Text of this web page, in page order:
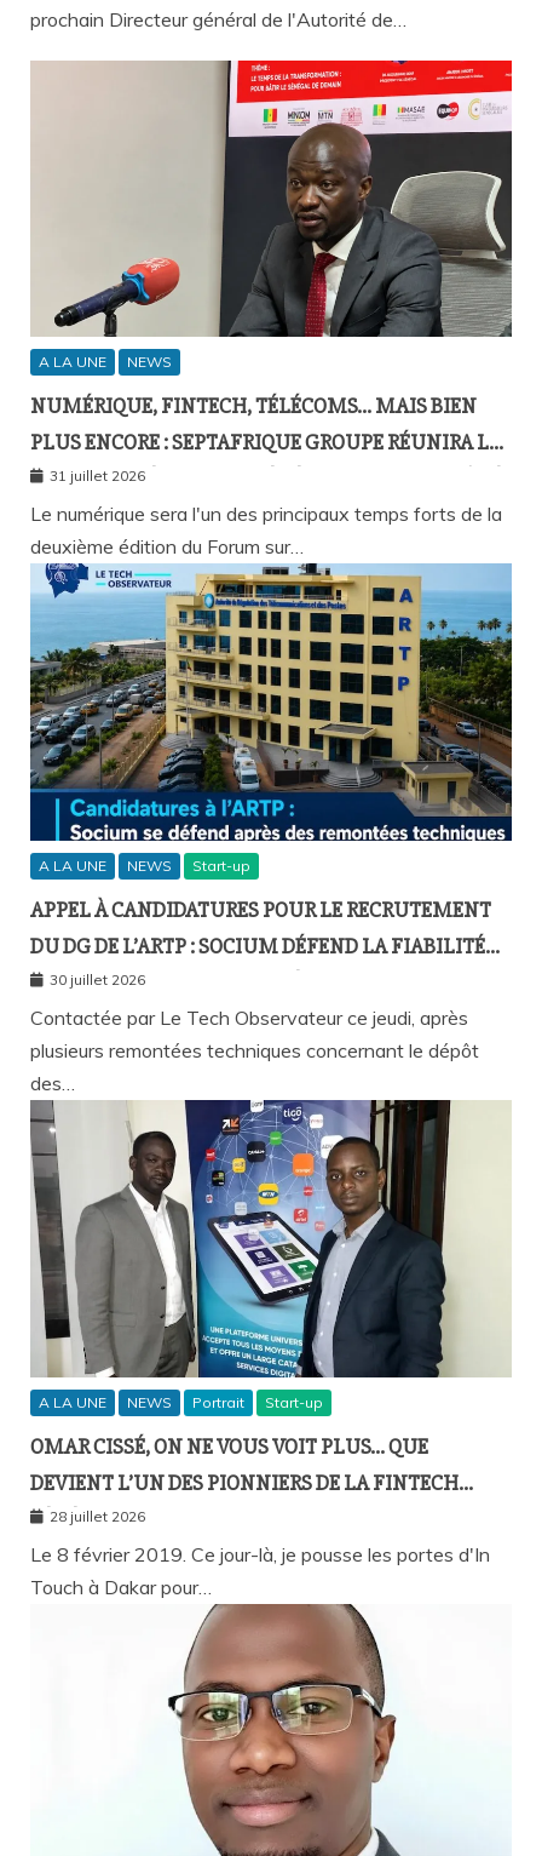
prochain Directeur général de l'Autorité de…
A LA UNE NEWS
NUMÉRIQUE, FINTECH, TÉLÉCOMS… MAIS BIEN
PLUS ENCORE : SEPTAFRIQUE GROUPE RÉUNIRA LE
GOTHA DE L’ÉCONOMIE SÉNÉGALAISE LE 10 AOÛT À
DAKAR
31 juillet 2026
Le numérique sera l'un des principaux temps forts de la
deuxième édition du Forum sur…
A LA UNE NEWS Start-up
APPEL À CANDIDATURES POUR LE RECRUTEMENT
DU DG DE L’ARTP : SOCIUM DÉFEND LA FIABILITÉ
DE SA PLATEFORME MALGRÉ PLUSIEURS
REMONTÉES TECHNIQUES
30 juillet 2026
Contactée par Le Tech Observateur ce jeudi, après
plusieurs remontées techniques concernant le dépôt
des…
A LA UNE NEWS Portrait Start-up
OMAR CISSÉ, ON NE VOUS VOIT PLUS… QUE
DEVIENT L’UN DES PIONNIERS DE LA FINTECH
SÉNÉGALAISE ?
28 juillet 2026
Le 8 février 2019. Ce jour-là, je pousse les portes d'In
Touch à Dakar pour…